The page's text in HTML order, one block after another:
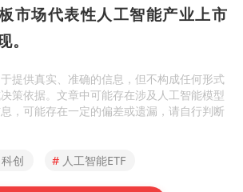
市场代表性人工智能产业上市
。
提供真实、准确的信息，但不构成任何形式
策依据。文章中可能存在涉及人工智能模型
，可能存在一定的偏差或遗漏，请自行判断
科创 # 人工智能ETF